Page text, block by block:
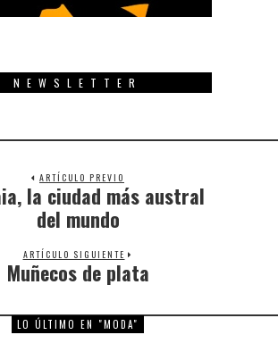
NEWSLETTER
ARTÍCULO PREVIO
Previous
post:
la ciudad más austral
del mundo
ARTÍCULO SIGUIENTE
Next
Muñecos de plata
LO ÚLTIMO EN "MODA"